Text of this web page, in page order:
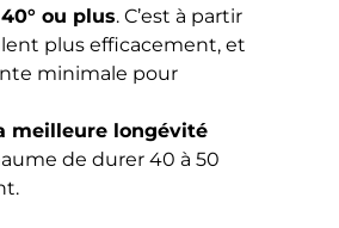
ou plus. C’est à partir
plus efficacement, et
minimale pour
meilleure longévité
de durer 40 à 50